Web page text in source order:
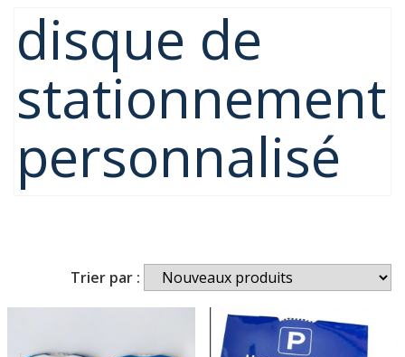
disque de
stationnement
personnalisé
Trier par :